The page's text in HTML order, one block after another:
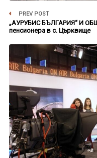
PREV POST
„АУРУБИС БЪЛГАРИЯ“ И
пенсионера в с. Църквище